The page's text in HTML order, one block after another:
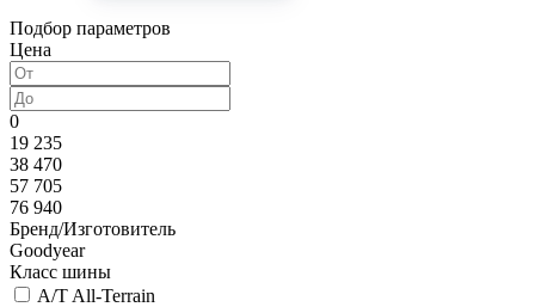
По возрастанию
По популярности
Подбор параметров
Цена
0
19 235
38 470
57 705
76 940
Бренд/Изготовитель
Goodyear
Класс шины
A/T All-Terrain